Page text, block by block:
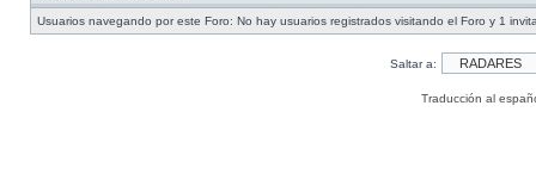
Usuarios navegando por este Foro: No hay usuarios registrados visitando el Foro y 1
Saltar a:
Traducción al